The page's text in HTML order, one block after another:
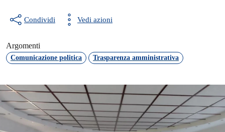
Condividi Vedi azioni
Argomenti
Comunicazione politica Trasparenza amministrativa